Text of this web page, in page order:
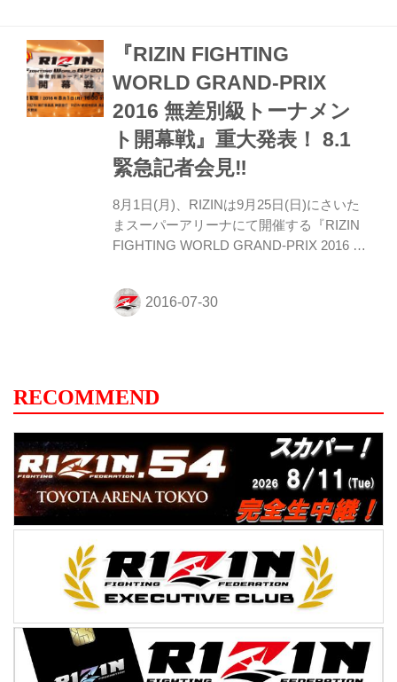
https://twitter.com/rizin_PR @rizin_PRさん
会概要はこちら チケット情報詳細はこちら
『RIZIN FIGHTING
WORLD GRAND-PRIX
2016 無差別級トーナメン
ト開幕戦』重大発表！ 8.1
緊急記者会見‼︎
8月1日(月)、RIZINは9月25日(日)にさいた
まスーパーアリーナにて開催する『RIZIN
FIGHTING WORLD GRAND-PRIX 2016 無
見を行なう。この会見では出場選手につい
ての重大発表を予定している。尚、この会
英語放送。） ◼︎インターネット生中継 配信
開始時間 2016年8月1日(月) 16:00～
『YouTube Live』 『FRESH! by
AbemaTV』 ...
RECOMMEND